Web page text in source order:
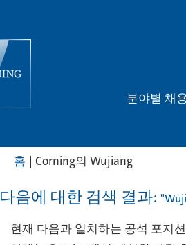
분야별 채
홈 | Corning의 Wujiang(현
페
지)
다음에 대한 검색 결과:
현재 다음과 일치하는 공석 포지